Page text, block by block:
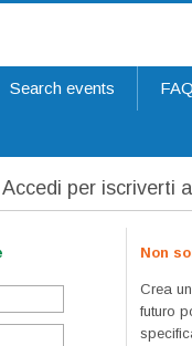
Search events FAQ
Accedi per iscriverti
Non
Crea
futuro